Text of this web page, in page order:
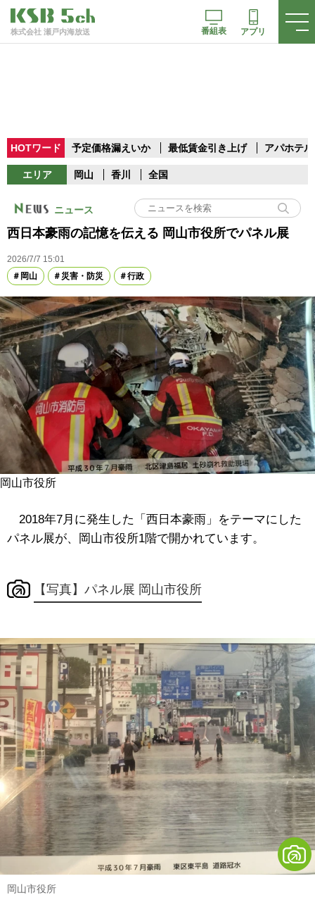
株式会社 瀬戸内海放送 番組表 アプリ
HOTワード 予定価格漏えいか 最低賃金引き上げ アパホテル
エリア 岡山 香川 全国
ニュース
西日本豪雨の記憶を伝える 岡山市役所でパネル展
2026/7/7 15:01
岡山
災害・防災 行政
岡山市役所
2018年7月に発生した「西日本豪雨」をテーマにした
パネル展が、岡山市役所1階で開かれています。
【写真】パネル展 岡山市役所
岡山市役所